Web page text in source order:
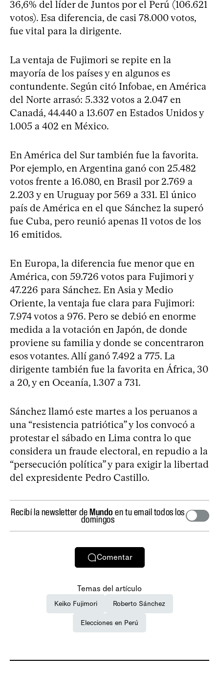
36,6% del líder de Juntos por el Perú (106.621
votos). Esa diferencia, de casi 78.000 votos,
fue vital para la dirigente.
La ventaja de Fujimori se repite en la
mayoría de los países y en algunos es
contundente. Según citó Infobae, en América
del Norte arrasó: 5.332 votos a 2.047 en
Canadá, 44.440 a 13.607 en Estados Unidos y
1.005 a 402 en México.
En América del Sur también fue la favorita.
Por ejemplo, en Argentina ganó con 25.482
votos frente a 16.080, en Brasil por 2.769 a
2.203 y en Uruguay por 569 a 331. El único
país de América en el que Sánchez la superó
fue Cuba, pero reunió apenas 11 votos de los
16 emitidos.
En Europa, la diferencia fue menor que en
América, con 59.726 votos para Fujimori y
47.226 para Sánchez. En Asia y Medio
Oriente, la ventaja fue clara para Fujimori:
7.974 votos a 976. Pero se debió en enorme
medida a la votación en Japón, de donde
proviene su familia y donde se concentraron
esos votantes. Allí ganó 7.492 a 775. La
dirigente también fue la favorita en África, 30
a 20, y en Oceanía, 1.307 a 731.
Sánchez llamó este martes a los peruanos a
una “resistencia patriótica” y los convocó a
protestar el sábado en Lima contra lo que
considera un fraude electoral, en repudio a la
“persecución política” y para exigir la libertad
del expresidente Pedro Castillo.
Recibí la newsletter deMundo en tu email todos los
domingos
Comentar
Temas del artículo
Keiko Fujimori Roberto Sánchez
Elecciones en Perú